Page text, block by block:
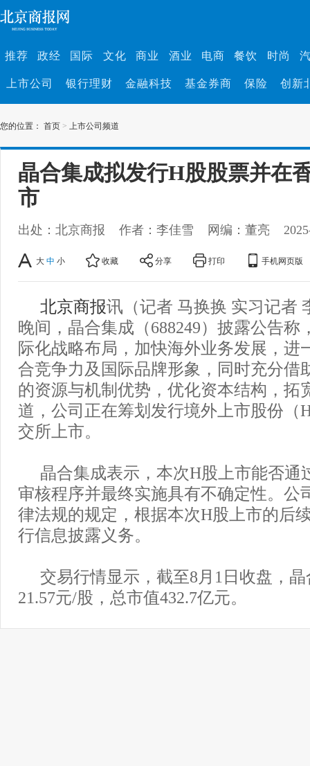
推荐 政经 国际 文化 商业 酒业 电商 餐饮 时尚
上市公司 银行理财 金融科技 基金券商 保险 创新
您的位置： 首页 > 上市公司频道
晶合集成拟发行H股股票并在
市
出处：北京商报 作者：李佳雪 网编：董亮
大 中 小 收藏 分享 打印 手机网页版
北京商报讯（记者 马换换 实习记者
晚间，晶合集成（688249）披露公告称
际化战略布局，加快海外业务发展，进
合竞争力及国际品牌形象，同时充分借
的资源与机制优势，优化资本结构，拓
道，公司正在筹划发行境外上市股份（
交所上市。
晶合集成表示，本次H股上市能否通
审核程序并最终实施具有不确定性。公
律法规的规定，根据本次H股上市的后
行信息披露义务。
交易行情显示，截至8月1日收盘，
21.57元/股，总市值432.7亿元。